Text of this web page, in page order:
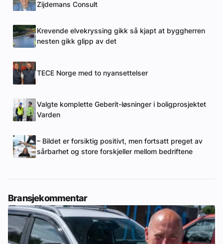
Zijdemans Consult
Krevende elvekryssing gikk så kjapt at byggherren
nesten gikk glipp av det
TECE Norge med to nyansettelser
Valgte komplette Geberit-løsninger i boligprosjektet
Varden
– Bildet er forsiktig positivt, men fortsatt preget av
sårbarhet og store forskjeller mellom bedriftene
Bransjekommentar